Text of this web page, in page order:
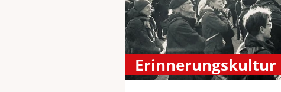
Erinnerungskultur